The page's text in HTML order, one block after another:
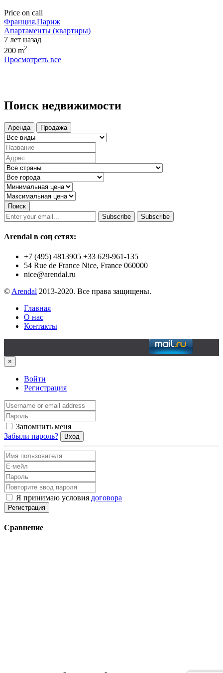
Price on call
Франция,Париж
Апартаменты (квартиры)
7 лет назад
200 m2
Просмотреть все
Поиск недвижимости
Аренда Продажа
Поиск
Subscribe
Subscribe
Arendal в соц сетях:
+7 (495) 4813905 +33 629-961-135
54 Rue de France Nice, France 060000
nice@arendal.ru
© Arendal 2013-2020. Все права защищены.
Главная
О нас
Контакты
×
Войти
Регистрация
Запомнить меня
Забыли пароль?
Вход
Я принимаю условия договора
Регистрация
Сравнение